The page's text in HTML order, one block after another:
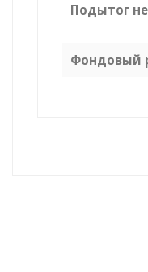
Подытог
Фондовый